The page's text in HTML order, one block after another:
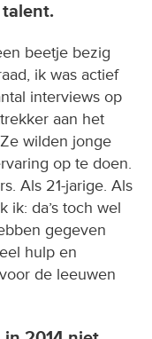
beetje bezig
ik was actief
interviews op
aan het
wilden jonge
op te doen.
Als 21-jarige. Als
ik: da’s toch wel
gegeven
hulp en
de leeuwen